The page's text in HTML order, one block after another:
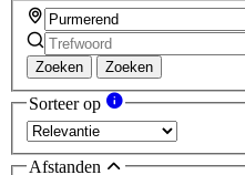
Zoeken Zoeken
Sorteer op
Afstanden